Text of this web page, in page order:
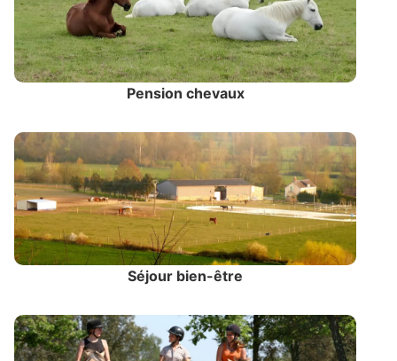
Pension chevaux
Séjour bien-être